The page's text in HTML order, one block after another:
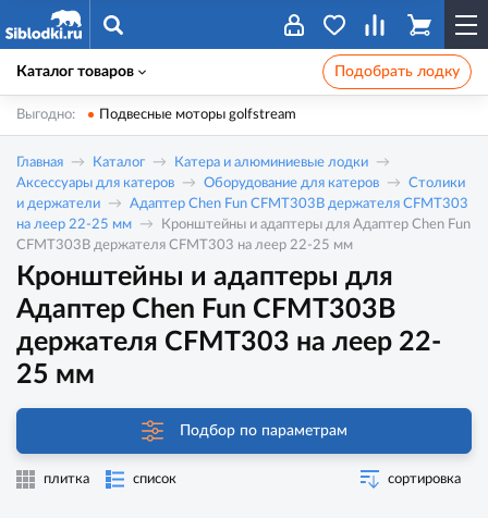
Каталог товаров Подобрать лодку
Выгодно: Подвесные моторы golfstream
Главная Каталог
Катера и алюминиевые лодки
Аксессуары для катеров
Оборудование для катеров
Столики
и держатели
Адаптер Chen Fun CFMT303B держателя CFMT303
на леер 22-25 мм
Кронштейны и адаптеры для Адаптер Chen Fun
CFMT303B держателя CFMT303 на леер 22-25 мм
Кронштейны и адаптеры для
Адаптер Chen Fun CFMT303B
держателя CFMT303 на леер 22-
25 мм
Подбор по параметрам
плитка список сортировка